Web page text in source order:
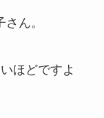
ん。
ほどですよ